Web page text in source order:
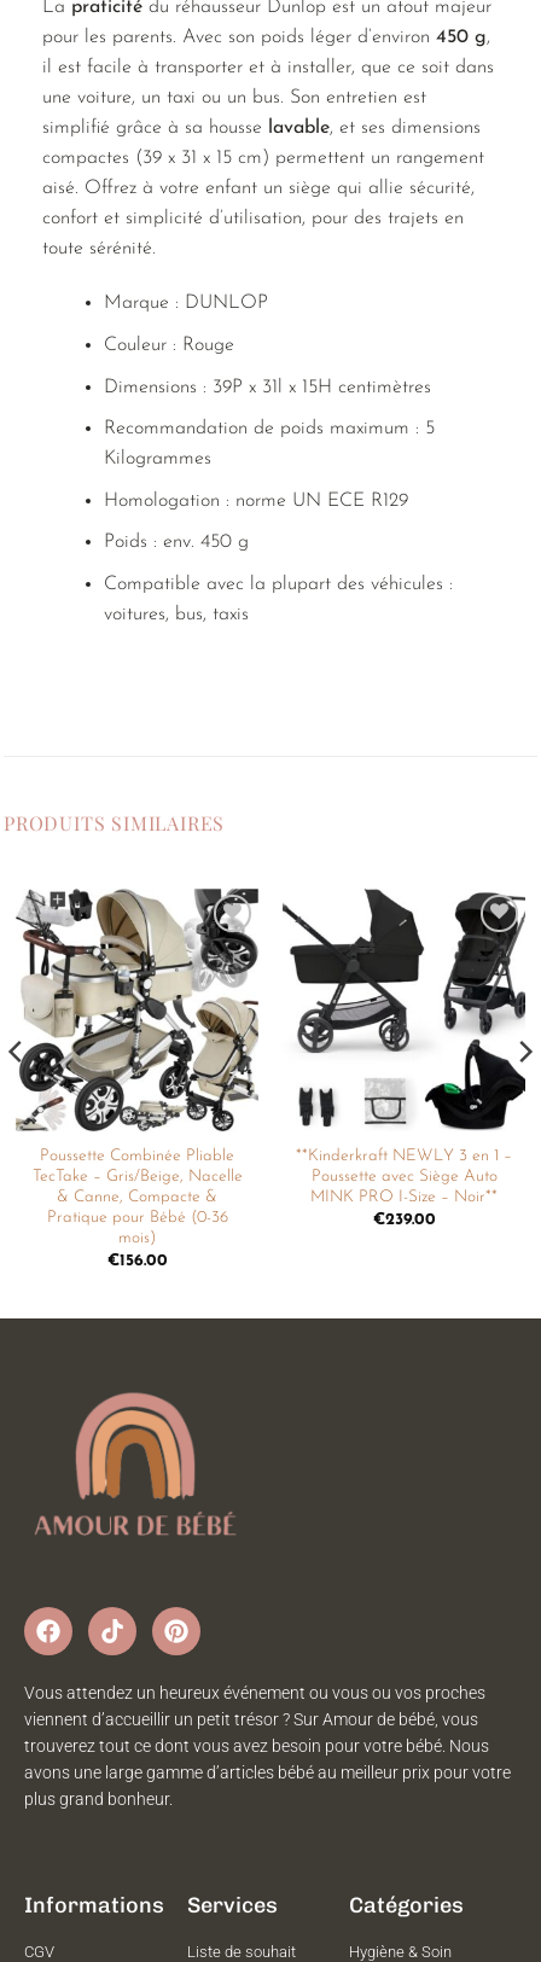
La praticité du réhausseur Dunlop est un atout majeur
pour les parents. Avec son poids léger d’environ 450 g,
il est facile à transporter et à installer, que ce soit dans
une voiture, un taxi ou un bus. Son entretien est
simplifié grâce à sa housse
lavable, et ses dimensions
compactes (39 x 31 x 15 cm) permettent un rangement
aisé. Offrez à votre enfant un siège qui allie sécurité,
confort et simplicité d’utilisation, pour des trajets en
toute sérénité.
Marque : DUNLOP
Couleur : Rouge
Dimensions : 39P x 31l x 15H centimètres
Recommandation de poids maximum : 5
Kilogrammes
Homologation : norme UN ECE R129
Poids : env. 450 g
Compatible avec la plupart des véhicules :
voitures, bus, taxis
PRODUITS SIMILAIRES
Ajouter
à la
liste de
souhaits
Poussette Combinée Pliable
TecTake – Gris/Beige, Nacelle
& Canne, Compacte &
Pratique pour Bébé (0-36
mois)
€156.00
Ajouter
à la
liste de
souhaits
**Kinderkraft NEWLY 3 en 1 –
Poussette avec Siège Auto
MINK PRO I-Size – Noir**
€239.00
Vous attendez un heureux événement ou vous ou vos proches
viennent d’accueillir un petit trésor ? Sur Amour de bébé, vous
trouverez tout ce dont vous avez besoin pour votre bébé. Nous
avons une large gamme d’articles bébé au meilleur prix pour votre
plus grand bonheur.
Informations
CGV
Services
Liste de souhait
Catégories
Hygiène & Soin